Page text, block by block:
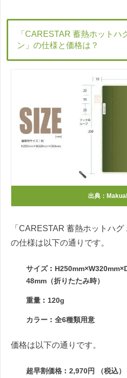
「CARESTAR 蓄熱ホットハ
ン」の仕様と価格は？
出典：
「CARESTAR 蓄熱ホットハグ
の仕様は以下の通りです。
サイズ
48mm（折りたたみ時）
重量︰120g
カラー︰全6種類用意
価格は以下の通りです。
超早割価格︰2,970円 （税込）